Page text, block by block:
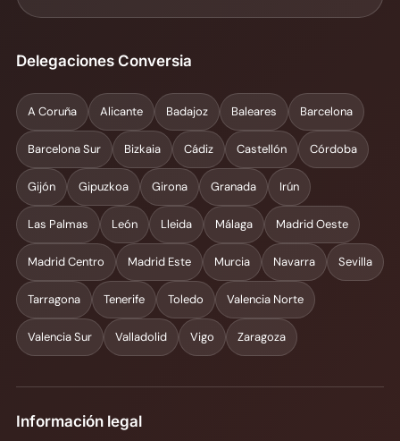
Delegaciones Conversia
A Coruña Alicante Badajoz Baleares Barcelona
Barcelona Sur Bizkaia Cádiz Castellón Córdoba
Gijón Gipuzkoa Girona Granada Irún
Las Palmas León Lleida Málaga Madrid Oeste
Madrid Centro Madrid Este Murcia Navarra Sevilla
Tarragona Tenerife Toledo Valencia Norte
Valencia Sur Valladolid Vigo Zaragoza
Información legal